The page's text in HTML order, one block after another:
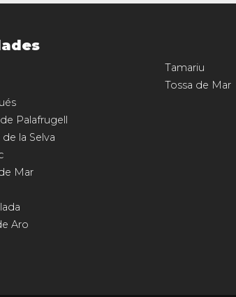
Palafrugell
la Selva
Mar
Aro
Tamariu
Tossa de Mar